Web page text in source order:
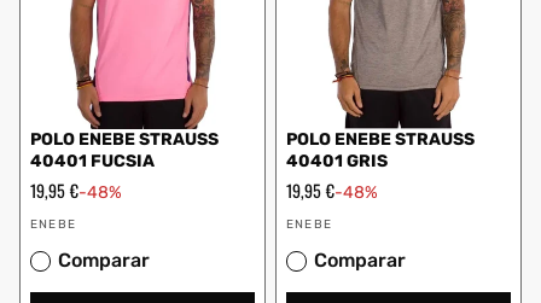
POLO ENEBE STRAUSS
40401 FUCSIA
Precio
de
oferta
19,95 €-48%
Proveedor:
ENEBE
Comparar
POLO ENEBE STRAUSS
40401 GRIS
Precio
de
oferta
19,95 €-48%
Proveedor:
ENEBE
Comparar